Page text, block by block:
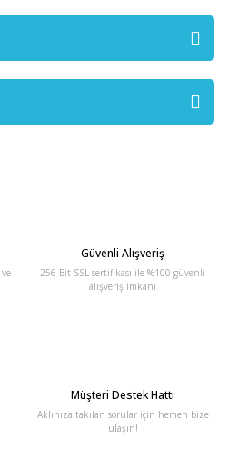
Güvenli Alışveriş
256 Bit SSL sertifikası ile %100 güvenli
alışveriş imkanı
Müşteri Destek Hattı
Aklınıza takılan sorular için hemen bize
ulaşın!